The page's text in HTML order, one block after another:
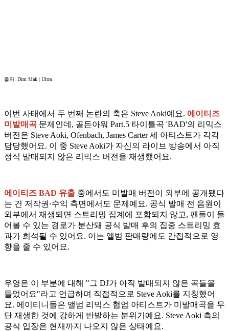
출처: Dim Mak | Ultra
이번 사태에서 두 번째 논란의 축은 Steve Aoki예요. 에이티즈
미발매곡 문제인데, 골든아워 Part.5 타이틀곡 'BAD'의 리믹스
버전은 Steve Aoki, Ofenbach, James Carter 세 아티스트가 각각
담당했어요. 이 중 Steve Aoki가 자신의 라이브 방송에서 아직
정식 발매되지 않은 리믹스 버전을 재생했어요.
에이티즈 BAD 유출 중에서도 미발매 버전이 외부에 공개됐다
는 건 저작권·수익 측면에서도 문제예요. 공식 발매 전 음원이
외부에서 재생되면 스트리밍 집계에 포함되지 않고, 팬들이 들
어볼 수 있는 경로가 분산돼 공식 발매 후의 집중 스트리밍 효
과가 희석될 수 있어요. 이는 앨범 판매량에도 간접적으로 영
향을 줄 수 있어요.
우영은 이 부분에 대해 "그 DJ가 아직 발매되지 않은 곡들을
들었어요"라고 언급하며 직접적으로 Steve Aoki를 지칭했어
요. 에이티니들은 앨범 리믹스 협업 아티스트가 미발매곡을 무
단 재생한 것에 강하게 반발하는 분위기예요. Steve Aoki 측의
공식 입장은 현재까지 나오지 않은 상태예요.